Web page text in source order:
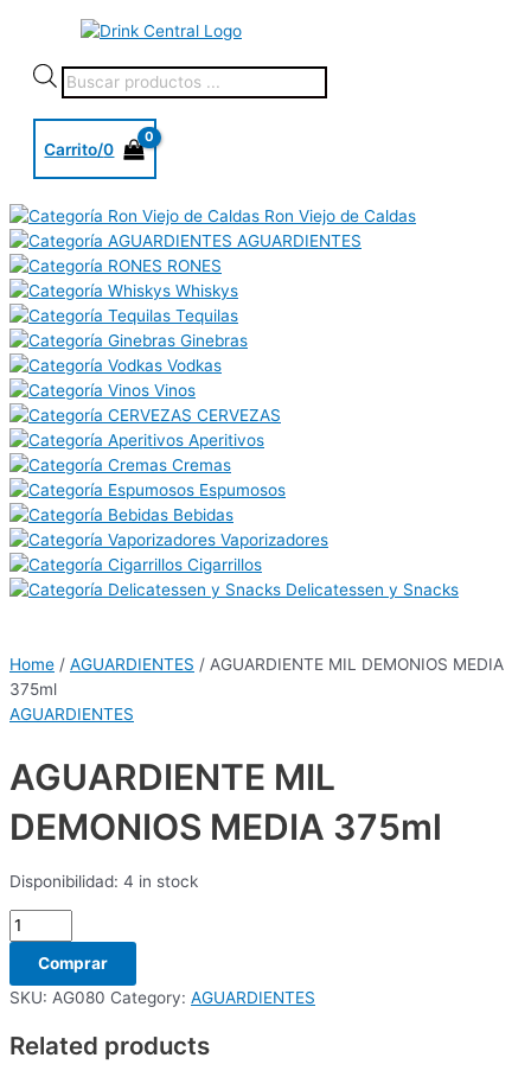
Carrito/0
Ron Viejo de Caldas
AGUARDIENTES
RONES
Whiskys
Tequilas
Ginebras
Vodkas
Vinos
CERVEZAS
Aperitivos
Cremas
Espumosos
Bebidas
Vaporizadores
Cigarrillos
Delicatessen y Snacks
Home / AGUARDIENTES / AGUARDIENTE MIL DEMONIOS MEDIA
375ml
AGUARDIENTES
AGUARDIENTE MIL
DEMONIOS MEDIA 375ml
Disponibilidad: 4 in stock
Comprar
SKU: AG080 Category: AGUARDIENTES
Related products